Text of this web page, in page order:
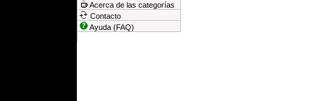
Acerca de las categorías
Contacto
Ayuda (FAQ)